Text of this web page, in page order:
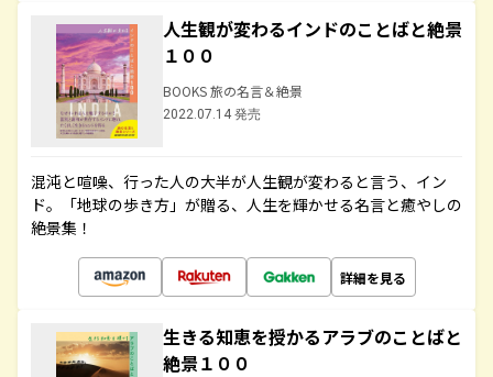
人生観が変わるインドのことばと絶景
１００
BOOKS 旅の名言＆絶景
2022.07.14 発売
混沌と喧噪、行った人の大半が人生観が変わると言う、イン
ド。「地球の歩き方」が贈る、人生を輝かせる名言と癒やしの
絶景集！
詳細を見る
生きる知恵を授かるアラブのことばと
絶景１００